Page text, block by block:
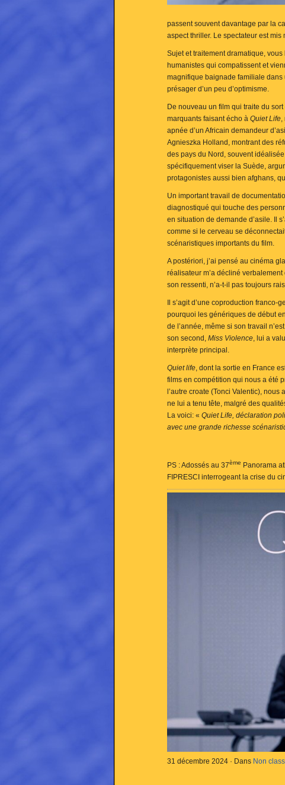
passent souvent davantage par la
aspect thriller. Le spectateur est mis
Sujet et traitement dramatique,
humanistes qui compatissent et
magnifique baignade familiale
présager d’un peu d’optimisme.
De nouveau un film qui traite du
marquants faisant écho à Quiet Life
apnée d’un Africain demandeur
Agnieszka Holland, montrant des
des pays du Nord, souvent
spécifiquement viser la Suède,
protagonistes aussi bien afghans,
Un important travail de
diagnostiqué qui touche des
en situation de demande d’asile. Il
comme si le cerveau se
scénaristiques importants du film.
A postériori, j’ai pensé au cinéma
réalisateur m’a décliné
son ressenti, n’a-t-il pas toujours
Il s’agit d’une coproduction
pourquoi les génériques de début
de l’année, même si son travail
son second, Miss Violence , lui a
interprète principal.
Quiet life , dont la sortie en France
films en compétition qui nous a été
l’autre croate (Tonci Valentic), nous
ne lui a tenu tête, malgré des
La voici: « Quiet Life, déclaration
avec une grande richesse
PS : Adossés au 37ème Panorama
FIPRESCI interrogeant la crise du
31 décembre 2024 · Dans Non